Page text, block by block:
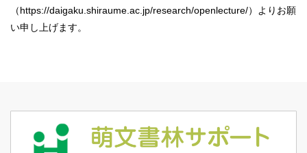
（https://daigaku.shiraume.ac.jp/research/openlecture/）よりお願
い申し上げます。